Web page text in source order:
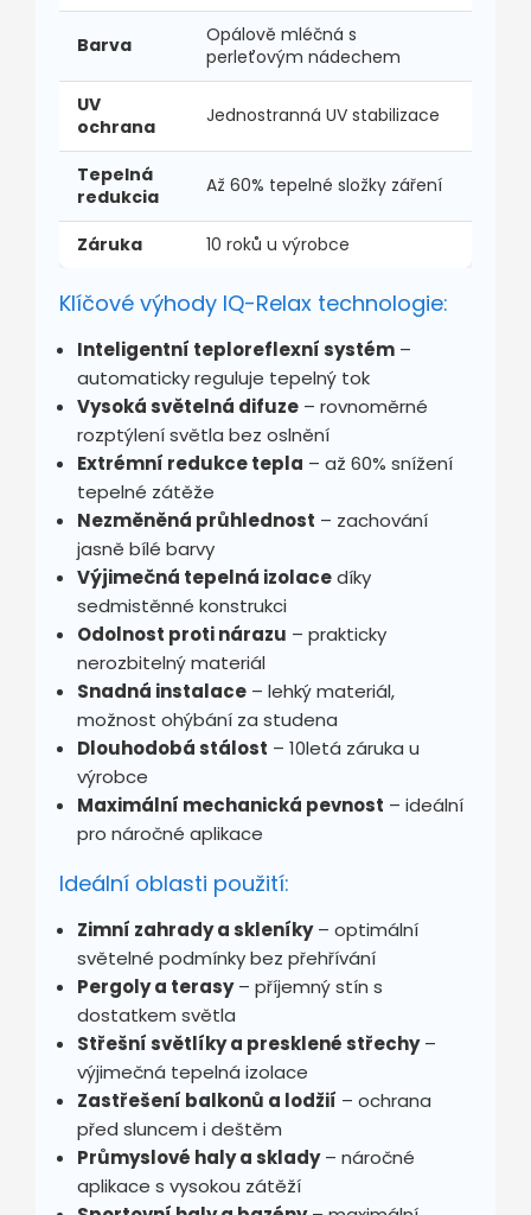
Barva
Opálově mléčná s
perleťovým nádechem
UV
ochrana
Jednostranná UV stabilizace
Tepelná
redukcia
Až 60% tepelné složky záření
Záruka 10 roků u výrobce
Klíčové výhody IQ-Relax technologie:
Inteligentní teploreflexní systém –
automaticky reguluje tepelný tok
Vysoká světelná difuze – rovnoměrné
rozptýlení světla bez oslnění
Extrémní redukce tepla – až 60% snížení
tepelné zátěže
Nezměněná průhlednost – zachování
jasně bílé barvy
Výjimečná tepelná izolacedíky
sedmistěnné konstrukci
Odolnost proti nárazu – prakticky
nerozbitelný materiál
Snadná instalace – lehký materiál,
možnost ohýbání za studena
Dlouhodobá stálost – 10letá záruka u
výrobce
Maximální mechanická pevnost – ideální
pro náročné aplikace
Ideální oblasti použití:
Zimní zahrady a skleníky– optimální
světelné podmínky bez přehřívání
Pergoly a terasy– příjemný stín s
dostatkem světla
Střešní světlíky a presklené střechy–
výjimečná tepelná izolace
Zastřešení balkonů a lodžií – ochrana
před sluncem i deštěm
Průmyslové haly a sklady– náročné
aplikace s vysokou zátěží